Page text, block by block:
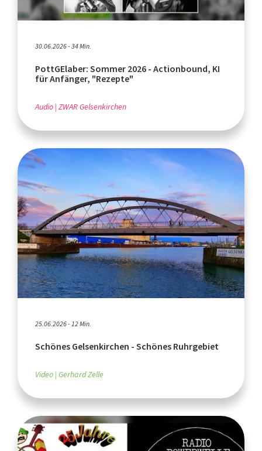
30.06.2026 - 34 Min.
PottGElaber: Sommer 2026 - Actionbound, KI
für Anfänger, "Rezepte"
Audio ZWAR Gelsenkirchen
25.06.2026 - 12 Min.
Schönes Gelsenkirchen - Schönes Ruhrgebiet
Video Gerhard Zelle